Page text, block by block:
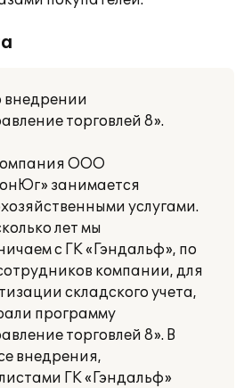
внедрении
торговлей 8».
ООО
занимается
услугами.
лет мы
с ГК «Гэндальф», по
компании, для
складского учета,
программу
торговлей 8». В
внедрения,
ГК «Гэндальф»